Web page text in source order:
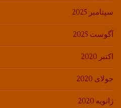
سپتامبر 2025
آگوست 2025
اکتبر 2020
جولای 2020
ژانویه 2020